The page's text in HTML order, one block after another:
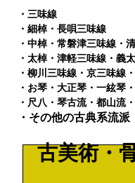
・三味線
・細棹・長唄三味線
・中棹・常磐津三味線・
・太棹・津軽三味線・義
・柳川三味線・京三味線
・お琴・大正琴・一絃琴
・尺八・琴古流・都山流
・その他の古典系流派
古美術・